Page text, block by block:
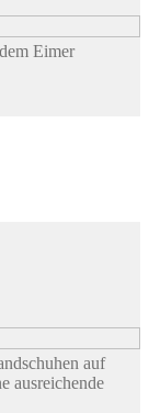
Eimer
auf
ausreichende